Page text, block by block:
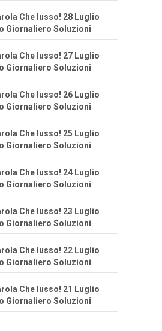
Che lusso! 28 Luglio
Giornaliero Soluzioni
Che lusso! 27 Luglio
Giornaliero Soluzioni
Che lusso! 26 Luglio
Giornaliero Soluzioni
Che lusso! 25 Luglio
Giornaliero Soluzioni
Che lusso! 24 Luglio
Giornaliero Soluzioni
Che lusso! 23 Luglio
Giornaliero Soluzioni
Che lusso! 22 Luglio
Giornaliero Soluzioni
Che lusso! 21 Luglio
Giornaliero Soluzioni